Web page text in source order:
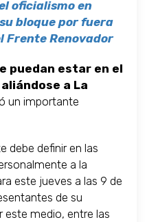
oficialismo en
bloque por fuera
Frente Renovador
puedan estar en el
a La
un importante
debe definir en las
a la
este jueves a las 9 de
de su
este medio, entre las